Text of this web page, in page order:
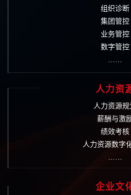
组织诊断
集团管控
业务管控
数字管控
……
人力资
人力资源规
薪酬与激
绩效考核
人力资源数字
……
企业文